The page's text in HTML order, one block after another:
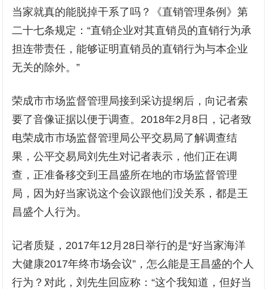
当家就真的能脱掉干系了吗？《直销管理条例》第
二十七条规定：“直销企业对其直销员的直销行为承
担连带责任，能够证明直销员的直销行为与本企业
无关的除外。”
荣成市市场监督管理局接到采访提纲后，向记者索
要了音像证据以便于调查。2018年2月8日，记者致
电荣成市市场监督管理局公平交易局了解调查结
果，公平交易局刘先生对记者表示，他们正在调
查，正准备移交到王昌盛所在地的市场监督管理
局，因为好当家说这个会议跟他们没关系，都是王
昌盛个人行为。
记者质疑，2017年12月28日举行的是“好当家海洋
大健康2017年终市场会议”，怎么能是王昌盛的个人
行为？对此，刘先生回应称：“这个我知道，但好当